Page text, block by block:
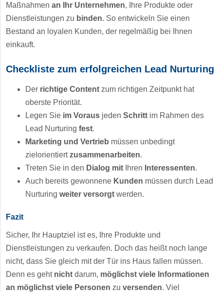
Maßnahmen an Ihr Unternehmen, Ihre Produkte oder
Dienstleistungen zu binden. So entwickeln Sie einen
Bestand an loyalen Kunden, der regelmäßig bei Ihnen
einkauft.
Checkliste zum erfolgreichen Lead Nurturing
Der richtige Content zum richtigen Zeitpunkt hat
oberste Priorität.
Legen Sie im Voraus jeden Schritt im Rahmen des
Lead Nurturing fest.
Marketing und Vertrieb müssen unbedingt
zielorientiertzusammenarbeiten.
Treten Sie in den Dialog mit Ihren Interessenten.
Auch bereits gewonnene Kunden müssen durch Lead
Nurturing weiter versorgt werden.
Fazit
Sicher, Ihr Hauptziel ist es, Ihre Produkte und
Dienstleistungen zu verkaufen. Doch das heißt noch lange
nicht, dass Sie gleich mit der Tür ins Haus fallen müssen.
Denn es geht nicht darum, möglichst viele Informationen
an möglichst viele Personen zu versenden. Viel